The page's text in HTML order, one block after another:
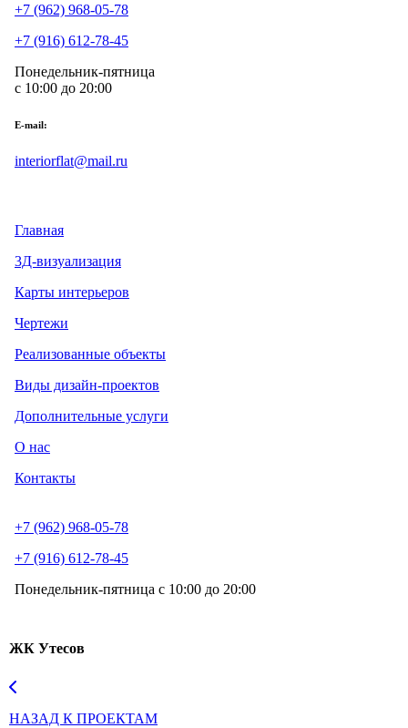
+7 (962) 968-05-78
+7 (916) 612-78-45
Понедельник-пятница
с 10:00 до 20:00
E-mail:
interiorflat@mail.ru
Главная
3Д-визуализация
Карты интерьеров
Чертежи
Реализованные объекты
Виды дизайн-проектов
Дополнительные услуги
О нас
Контакты
+7 (962) 968-05-78
+7 (916) 612-78-45
Понедельник-пятница с 10:00 до 20:00
ЖК Утесов
НАЗАД К ПРОЕКТАМ